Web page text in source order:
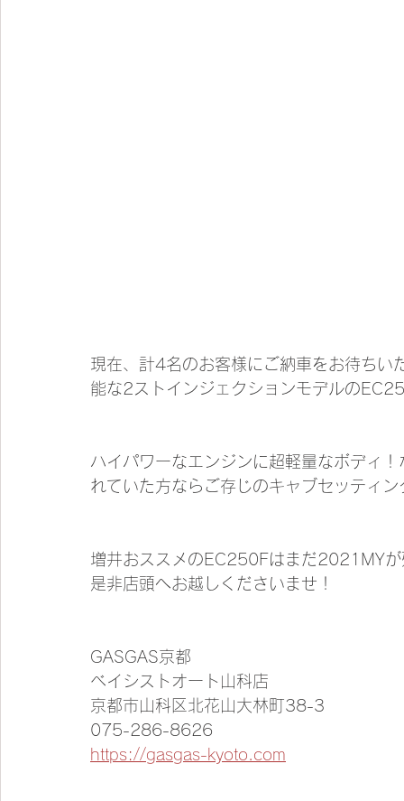
現在、計4名のお客様にご納車をお待ちい
能な2ストインジェクションモデルの
ハイパワーなエンジンに超軽量なボディ
れていた方ならご存じのキャブセッティ
増井おススメのEC250Fはまだ2021MY
是非店頭へお越しくださいませ！
GASGAS京都
ベイシストオート山科店
京都市山科区北花山大林町38-3
075-286-8626
https://gasgas-kyoto.com